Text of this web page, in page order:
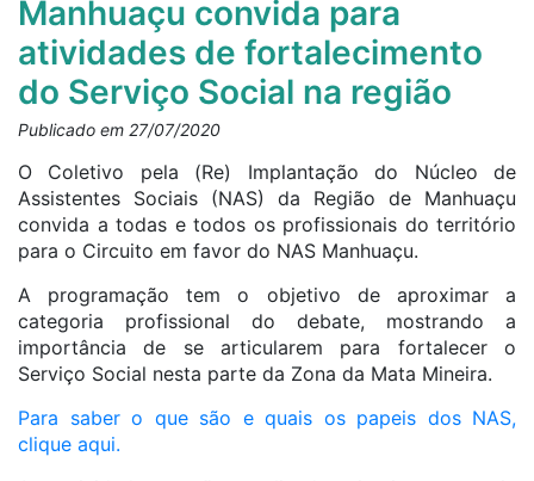
Manhuaçu convida para
atividades de fortalecimento
do Serviço Social na região
Publicado em 27/07/2020
O Coletivo pela (Re) Implantação do Núcleo de
Assistentes Sociais (NAS) da Região de Manhuaçu
convida a todas e todos os profissionais do território
para o Circuito em favor do NAS Manhuaçu.
A programação tem o objetivo de aproximar a
categoria profissional do debate, mostrando a
importância de se articularem para fortalecer o
Serviço Social nesta parte da Zona da Mata Mineira.
Para saber o que são e quais os papeis dos NAS,
clique aqui.